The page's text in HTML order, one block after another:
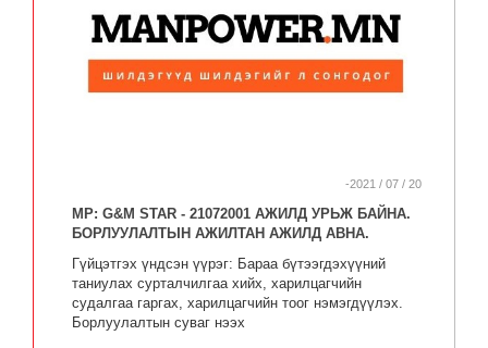
-2021 / 07 / 20
MP: G&M STAR - 21072001 АЖИЛД УРЬЖ БАЙНА.
БОРЛУУЛАЛТЫН АЖИЛТАН АЖИЛД АВНА.
Гүйцэтгэх үндсэн үүрэг: Бараа бүтээгдэхүүний
таниулах сурталчилгаа хийх, харилцагчийн
судалгаа гаргах, харилцагчийн тоог нэмэгдүүлэх.
Борлуулалтын суваг нээх